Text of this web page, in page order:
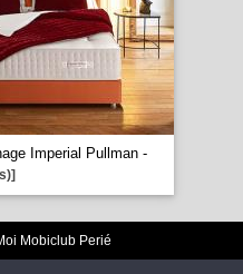
Imperial Pullman -
Mobiclub Perié